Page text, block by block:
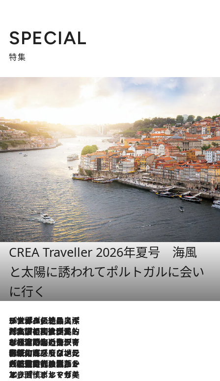
SPECIAL
特集
CREA Traveller 2026年夏号 海風
と太陽に誘われてポルトガルに会い
に行く
2026.8.8
リスボンの絶品スイーツ「パステル・デ・ナタ」とは？ポルトガル伝統の奥深い世界へ
2026.7.27
「私の祖国はポルトガル語です」国民的詩人フェルナンド・ペソアと、彼が愛した文学の街を歩く
2026.7.26
ポルトガル近海が育む極上の海の幸。キリリと冷えた白ワインと愉しむ、シーフード専門店の贅沢
2026.7.22
伝統の味をモダンに昇華。高感度な地元客が集う、リスボンの最旬ガストロノミー
2026.7.21
大航海時代の栄華から、震災、独裁、そして革命へ。ポルトガル・首都リスボンの石畳に刻まれた「歴史の光と影」
2026.7.13
エッセイ・ヤマザキマリ「慎ましくも美しき国 ポルトガル」